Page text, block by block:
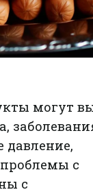
могут
давление,
с
с